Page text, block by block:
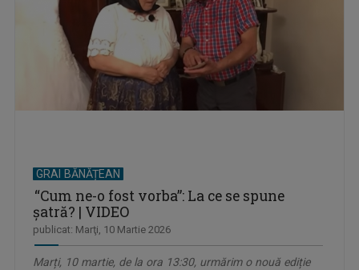
GRAI BĂNĂȚEAN
“Cum ne-o fost vorba”: La ce se spune
șatră? | VIDEO
publicat: Marţi, 10 Martie 2026
Marți, 10 martie, de la ora 13:30, urmărim o nouă ediție